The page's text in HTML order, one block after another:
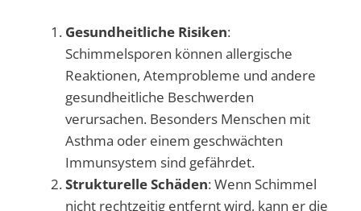
Gesundheitliche Risiken:
Schimmelsporen können allergische
Reaktionen, Atemprobleme und andere
gesundheitliche Beschwerden
verursachen. Besonders Menschen mit
Asthma oder einem geschwächten
Immunsystem sind gefährdet.
Strukturelle Schäden: Wenn Schimmel
nicht rechtzeitig entfernt wird, kann er die